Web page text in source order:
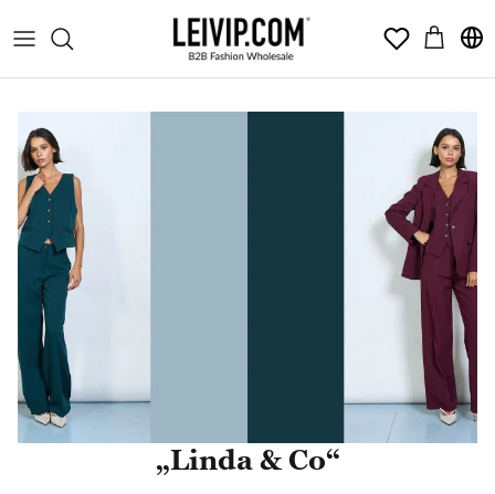
prie
Wishlist
„Linda & Co“